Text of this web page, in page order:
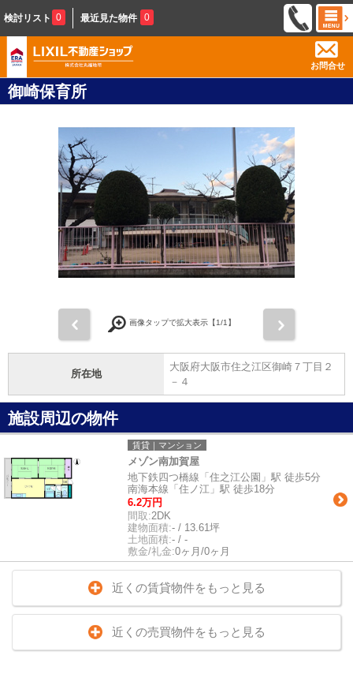
検討リスト 0 最近見た物件 0
お問合せ
御崎保育所
画像タップで拡大表示【1/1】
所在地
大阪府大阪市住之江区御崎７丁目２
－４
施設周辺の物件
賃貸｜マンション
メゾン南加賀屋
地下鉄四つ橋線「住之江公園」駅 徒歩5分
南海本線「住ノ江」駅 徒歩18分
6.2万円
間取:2DK
建物面積:- / 13.61坪
土地面積:- / -
敷金/礼金:0ヶ月/0ヶ月
近くの賃貸物件をもっと見る
近くの売買物件をもっと見る